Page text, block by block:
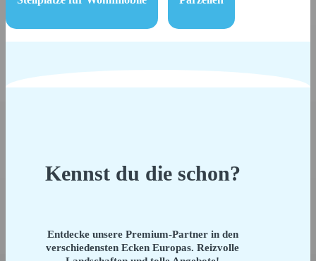
Kennst du die schon?
Entdecke unsere Premium-Partner in den
verschiedensten Ecken Europas. Reizvolle